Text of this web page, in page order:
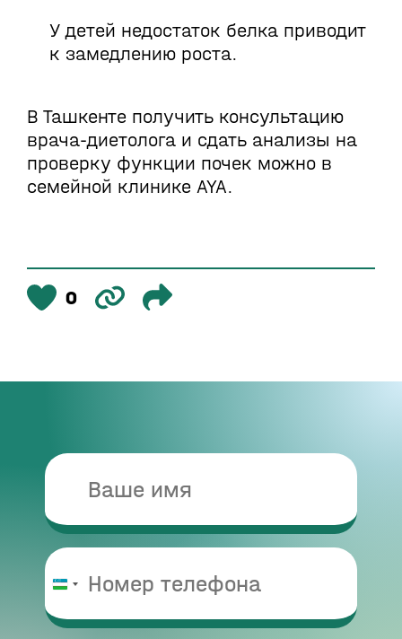
Узбекистан
У детей недостаток белка приводит
к замедлению роста.
В Ташкенте получить консультацию
врача-диетолога и сдать анализы на
проверку функции почек можно в
семейной клинике AYA.
0